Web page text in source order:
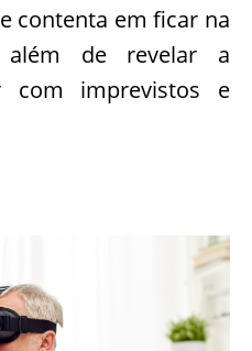
contenta em ficar na
de revelar a
com imprevistos e